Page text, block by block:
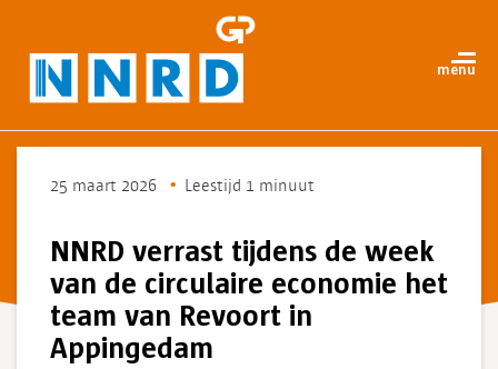
25 maart 2026 Leestijd 1 minuut
NNRD verrast tijdens de week
van de circulaire economie het
team van Revoort in
Appingedam